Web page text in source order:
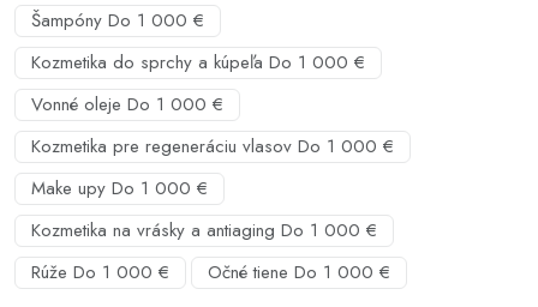
Šampóny Do 1 000 €
Kozmetika do sprchy a kúpeľa Do 1 000 €
Vonné oleje Do 1 000 €
Kozmetika pre regeneráciu vlasov Do 1 000 €
Make upy Do 1 000 €
Kozmetika na vrásky a antiaging Do 1 000 €
Rúže Do 1 000 €
Očné tiene Do 1 000 €